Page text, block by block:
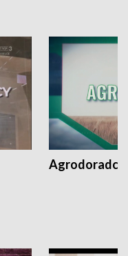
Agrodoradcy